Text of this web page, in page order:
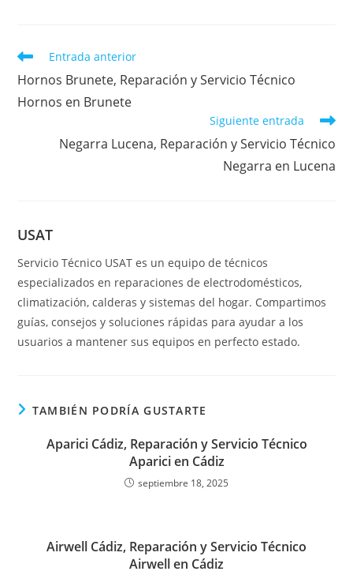
Leer
artículos
Entrada anterior
Hornos Brunete, Reparación y Servicio Técnico
Hornos en Brunete
Siguiente entrada
Negarra Lucena, Reparación y Servicio Técnico
Negarra en Lucena
USAT
Servicio Técnico USAT es un equipo de técnicos
especializados en reparaciones de electrodomésticos,
climatización, calderas y sistemas del hogar. Compartimos
guías, consejos y soluciones rápidas para ayudar a los
usuarios a mantener sus equipos en perfecto estado.
TAMBIÉN PODRÍA GUSTARTE
Aparici Cádiz, Reparación y Servicio Técnico
Aparici en Cádiz
septiembre 18, 2025
Airwell Cádiz, Reparación y Servicio Técnico
Airwell en Cádiz